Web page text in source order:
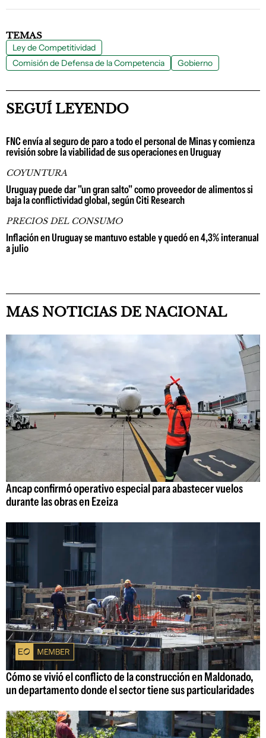
TEMAS
Ley de Competitividad
Comisión de Defensa de la Competencia
Gobierno
SEGUÍ LEYENDO
FNC envía al seguro de paro a todo el personal de Minas y comienza
revisión sobre la viabilidad de sus operaciones en Uruguay
COYUNTURA
Uruguay puede dar "un gran salto" como proveedor de alimentos si
baja la conflictividad global, según Citi Research
PRECIOS DEL CONSUMO
Inflación en Uruguay se mantuvo estable y quedó en 4,3% interanual
a julio
MAS NOTICIAS DE NACIONAL
Ancap confirmó operativo especial para abastecer vuelos
durante las obras en Ezeiza
Cómo se vivió el conflicto de la construcción en Maldonado,
un departamento donde el sector tiene sus particularidades